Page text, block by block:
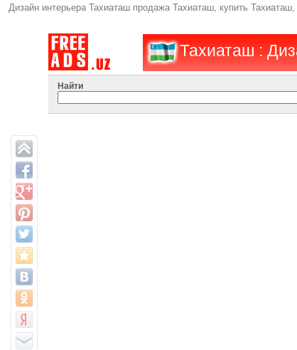
Дизайн интерьера Тахиаташ продажа Тахиаташ, купить
Тахиаташ :
Найти